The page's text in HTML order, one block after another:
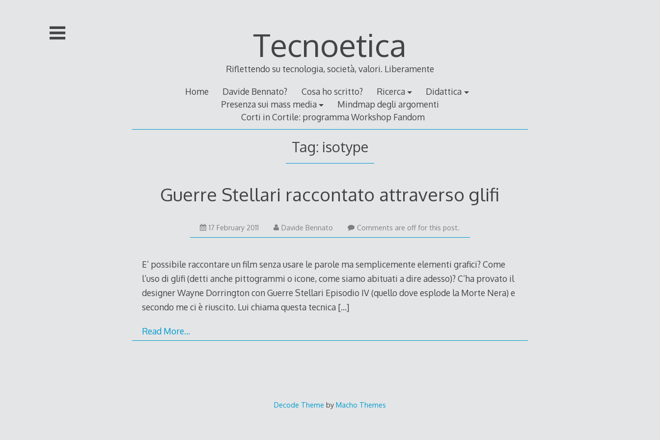
Tecnoetica
Riflettendo su tecnologia, società, valori. Liberamente
Home Davide Bennato? Cosa ho scritto? Ricerca
Didattica
Presenza sui mass media
Mindmap degli argomenti
Corti in Cortile: programma Workshop Fandom
Tag: isotype
Guerre Stellari raccontato attraverso glifi
17 February 2011
February
Davide Bennato Comments are off for this post.
E’ possibile raccontare un film senza usare le parole ma semplicemente elementi grafici? Come
l’uso di glifi (detti anche pittogrammi o icone, come siamo abituati a dire adesso)? C’ha provato il
designer Wayne Dorrington con Guerre Stellari Episodio IV (quello dove esplode la Morte Nera) e
secondo me ci è riuscito. Lui chiama questa tecnica […]
Read More…
Decode Theme by Macho Themes